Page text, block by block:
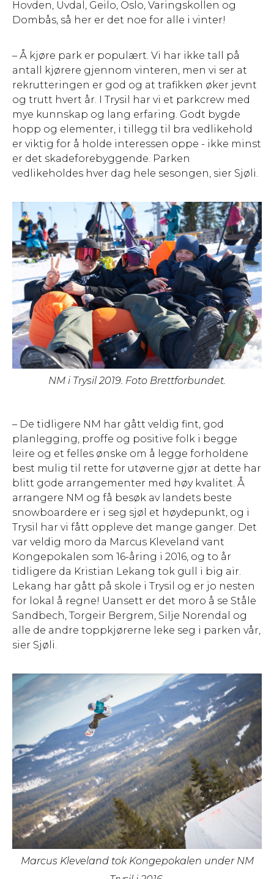
Hovden, Uvdal, Geilo, Oslo, Varingskollen og
Dombås, så her er det noe for alle i vinter!
– Å kjøre park er populært. Vi har ikke tall på
antall kjørere gjennom vinteren, men vi ser at
rekrutteringen er god og at trafikken øker jevnt
og trutt hvert år. I Trysil har vi et parkcrew med
mye kunnskap og lang erfaring. Godt bygde
hopp og elementer, i tillegg til bra vedlikehold
er viktig for å holde interessen oppe - ikke minst
er det skadeforebyggende. Parken
vedlikeholdes hver dag hele sesongen, sier Sjøli.
NM i Trysil 2019. Foto Brettforbundet.
– De tidligere NM har gått veldig fint, god
planlegging, proffe og positive folk i begge
leire og et felles ønske om å legge forholdene
best mulig til rette for utøverne gjør at dette har
blitt gode arrangementer med høy kvalitet. Å
arrangere NM og få besøk av landets beste
snowboardere er i seg sjøl et høydepunkt, og i
Trysil har vi fått oppleve det mange ganger. Det
var veldig moro da Marcus Kleveland vant
Kongepokalen som 16-åring i 2016, og to år
tidligere da Kristian Lekang tok gull i big air.
Lekang har gått på skole i Trysil og er jo nesten
for lokal å regne! Uansett er det moro å se Ståle
Sandbech, Torgeir Bergrem, Silje Norendal og
alle de andre toppkjørerne leke seg i parken vår,
sier Sjøli.
Marcus Kleveland tok Kongepokalen under NM